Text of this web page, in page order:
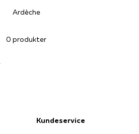
Ardèche
0 produkter
Kundeservice